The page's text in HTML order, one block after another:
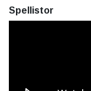
Spellistor